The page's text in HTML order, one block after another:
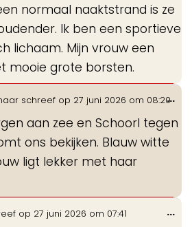
normaal naaktstrand is ze
Ik ben een sportieve
lichaam. Mijn vrouw een
mooie grote borsten.
schreef op 27 juni 2026 om 08:20
aan zee en Schoorl tegen
ons bekijken. Blauw witte
ligt lekker met haar
...
op 27 juni 2026 om 07:41 ...